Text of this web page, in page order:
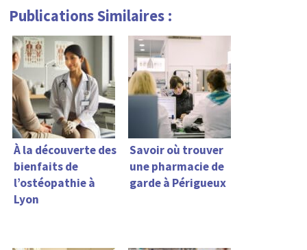
Publications Similaires :
À la découverte des
bienfaits de
l’ostéopathie à
Lyon
Savoir où trouver
une pharmacie de
garde à Périgueux